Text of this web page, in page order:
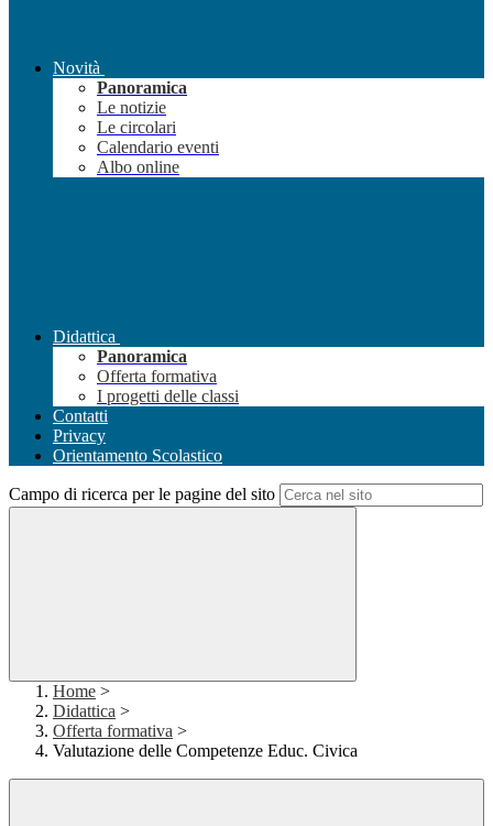
Novità
Panoramica
Le notizie
Le circolari
Calendario eventi
Albo online
Didattica
Panoramica
Offerta formativa
I progetti delle classi
Contatti
Privacy
Orientamento Scolastico
Campo di ricerca per le pagine del sito
Home >
Didattica >
Offerta formativa >
Valutazione delle Competenze Educ. Civica